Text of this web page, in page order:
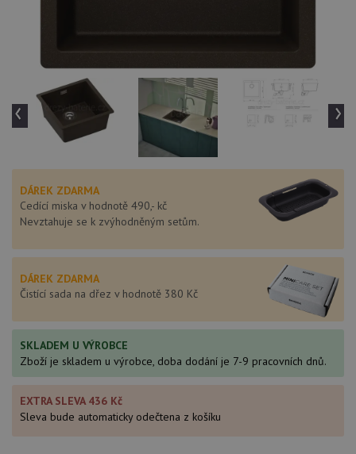
‹ ›
DÁREK ZDARMA
Cedící miska v hodnotě 490,- kč
Nevztahuje se k zvýhodněným setům.
DÁREK ZDARMA
Čistící sada na dřez v hodnotě 380 Kč
SKLADEM U VÝROBCE
Zboží je skladem u výrobce, doba dodání je 7-9 pracovních dnů.
EXTRA SLEVA 436 Kč
Sleva bude automaticky odečtena z košíku